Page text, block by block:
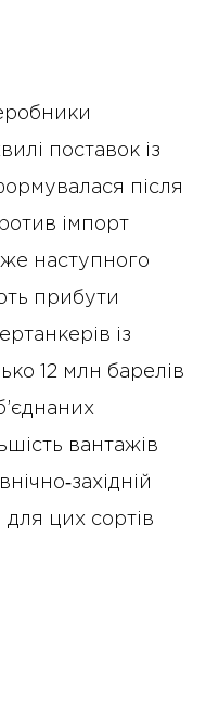
поставок із
після
імпорт
наступного
прибути
із
12 млн барелів
вантажів
цих сортів